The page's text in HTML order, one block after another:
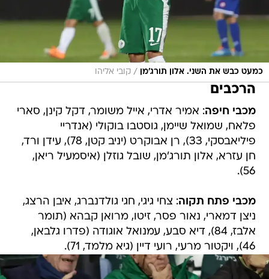
כמעט כבש את השני. אלון תורג'מן / קובי אליהו
הרכבים
מכבי חיפה: אמיר אדרי, אייל משומר, דקל קינן, סארי
פלאח, שמואל שיימן, גוסטבו בוקולי (אנדריי
פיליאבסקי, 33), רן אבוקרט (יניב קטן, 78), עידן ורד,
חן עזרא, אלון תורג'מן, שובל גוזלן (איסמעיל ריאן,
56).
מכבי פתח תקוה: צחי גיגי, חגי גולדנברג, איבן הרצג,
ניצן דמארי, נאור פסר, זיטו, מרואן קבהא (תומר
אלבז, 84), דיא סבע, עמנואל אוגודה (פדרו גלבאן,
46), ויקטור מרעי, רועי דיין (גיא מלמד, 71).